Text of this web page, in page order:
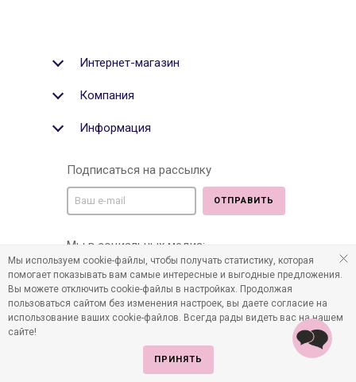
Интернет-магазин
Компания
Информация
Подписаться на рассылку
ОТПРАВИТЬ
Мы в социальных медиа:
©2011-2026 Все права защищены. Интернет-магазин
Мы используем cookie-файлы, чтобы получать статистику, которая
помогает показывать вам самые интересные и выгодные предложения.
Вы можете отключить cookie-файлы в настройках. Продолжая
пользоваться сайтом без изменения настроек, вы даете согласие на
использование ваших cookie-файлов. Всегда рады видеть вас на нашем
сайте!
ПРИНЯТЬ